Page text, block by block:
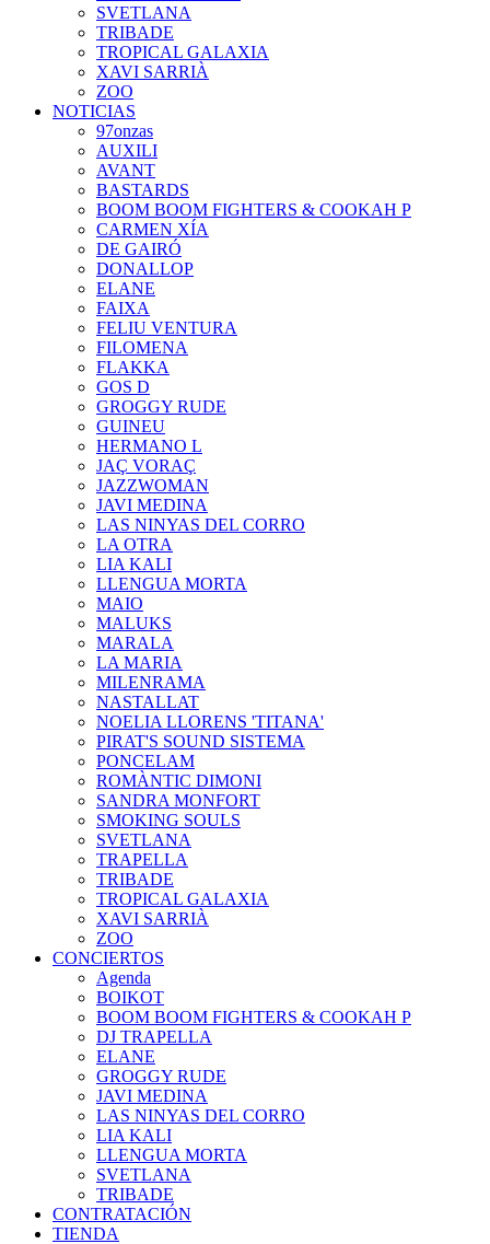
SVETLANA
TRIBADE
TROPICAL GALAXIA
XAVI SARRIÀ
ZOO
NOTICIAS
97onzas
AUXILI
AVANT
BASTARDS
BOOM BOOM FIGHTERS & COOKAH P
CARMEN XÍA
DE GAIRÓ
DONALLOP
ELANE
FAIXA
FELIU VENTURA
FILOMENA
FLAKKA
GOS D
GROGGY RUDE
GUINEU
HERMANO L
JAÇ VORAÇ
JAZZWOMAN
JAVI MEDINA
LAS NINYAS DEL CORRO
LA OTRA
LIA KALI
LLENGUA MORTA
MAIO
MALUKS
MARALA
LA MARIA
MILENRAMA
NASTALLAT
NOELIA LLORENS 'TITANA'
PIRAT'S SOUND SISTEMA
PONCELAM
ROMÀNTIC DIMONI
SANDRA MONFORT
SMOKING SOULS
SVETLANA
TRAPELLA
TRIBADE
TROPICAL GALAXIA
XAVI SARRIÀ
ZOO
CONCIERTOS
Agenda
BOIKOT
BOOM BOOM FIGHTERS & COOKAH P
DJ TRAPELLA
ELANE
GROGGY RUDE
JAVI MEDINA
LAS NINYAS DEL CORRO
LIA KALI
LLENGUA MORTA
SVETLANA
TRIBADE
CONTRATACIÓN
TIENDA